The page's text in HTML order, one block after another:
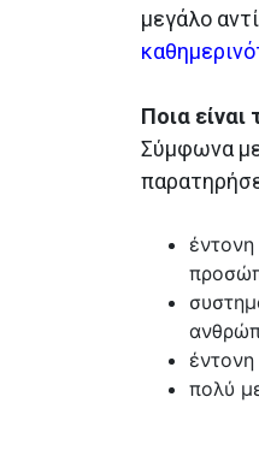
μεγάλο
Ποια
Σύμφωνα
έντονη
πολύ